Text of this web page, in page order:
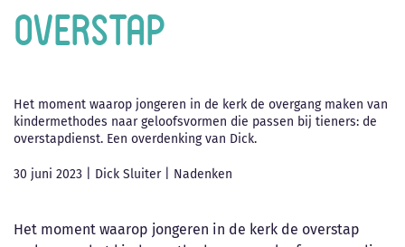
Overstap
Het moment waarop jongeren in de kerk de overgang maken van
kindermethodes naar geloofsvormen die passen bij tieners: de
overstapdienst. Een overdenking van Dick.
30 juni 2023 Dick Sluiter| Nadenken
Het moment waarop jongeren in de kerk de overstap